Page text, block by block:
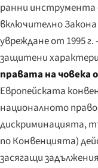
ранни инструмента
включително
увреждане от 1995
защитени
правата на човека
Европейската
националното
дискриминацията,
по Конвенцията)
засягащи